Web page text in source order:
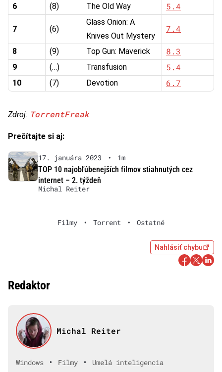
6 (8) The Old Way 5.4
7 (6)
Glass Onion: A
Knives Out Mystery
7.4
8 (9) Top Gun: Maverick 8.3
9 (…) Transfusion 5.4
10 (7) Devotion 6.7
Zdroj: TorrentFreak
Prečítajte si aj:
17. januára 2023 •
1m
TOP 10 najobľúbenejších filmov stiahnutých cez
internet – 2. týždeň
Michal Reiter
Filmy • Torrent • Ostatné
Nahlásiť chybu
Redaktor
Michal Reiter
Windows • Filmy • Umelá inteligencia